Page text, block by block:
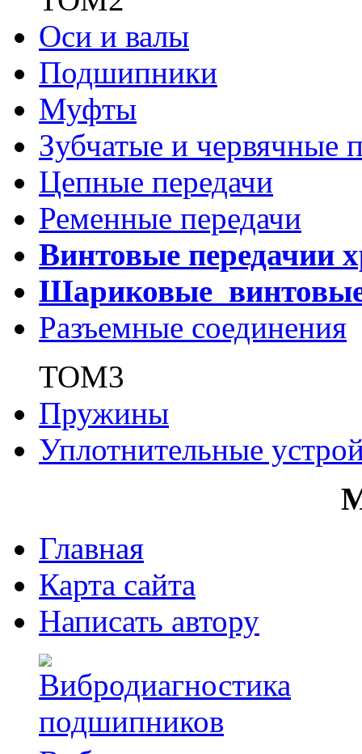
Оси и валы
Подшипники
Муфты
Зубчатые и червячные
Цепные передачи
Ременные передачи
Винтовые передачии
Шариковые
Разъемные соединения
ТОМ3
Пружины
Уплотнительные
Главная
Карта сайта
Написать автору